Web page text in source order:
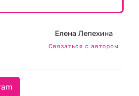
Елена Лепехина
Связаться с автором